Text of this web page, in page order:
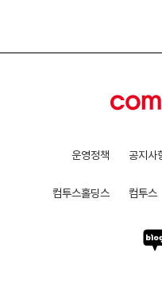
운영정책 공지사
컴투스홀딩스 컴투스